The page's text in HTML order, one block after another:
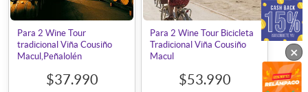
Para 2 Wine Tour
tradicional Viña Cousiño
Macul,Peñalolén
$37.990
Para 2 Wine Tour Bicicleta
Tradicional Viña Cousiño
Macul
$53.990
×